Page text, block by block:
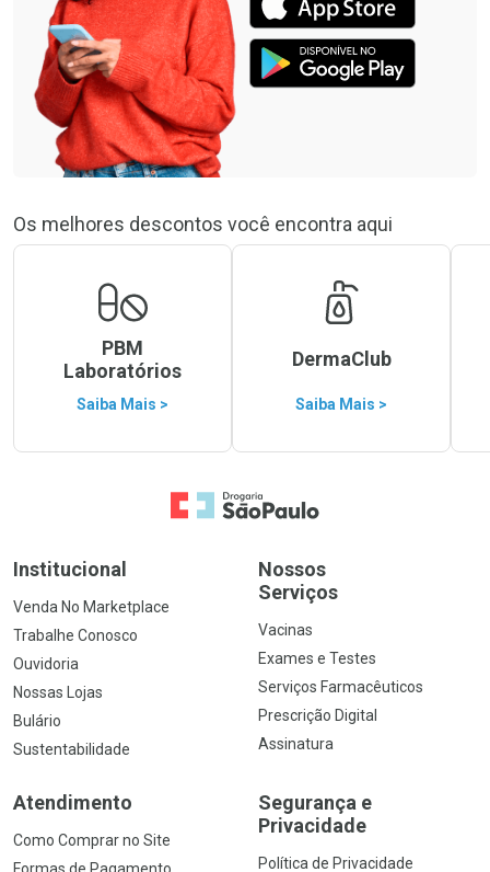
Os melhores descontos você encontra aqui
PBM
Laboratórios
Saiba Mais >
DermaClub
Saiba Mais >
Ir para a Home
Institucional
Venda No Marketplace
Trabalhe Conosco
Ouvidoria
Nossas Lojas
Bulário
Sustentabilidade
Nossos
Serviços
Vacinas
Exames e Testes
Serviços Farmacêuticos
Prescrição Digital
Assinatura
Atendimento
Como Comprar no Site
Segurança e
Privacidade
Política de Privacidade